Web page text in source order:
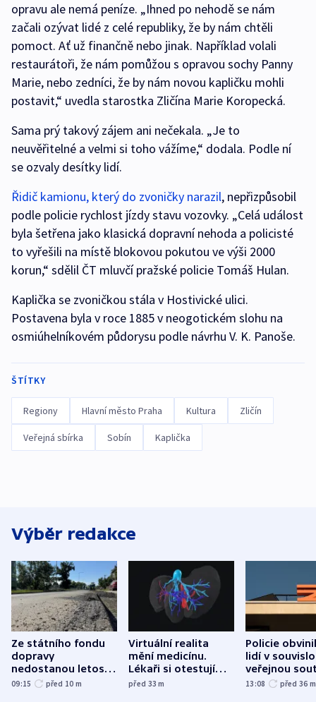
opravu ale nemá peníze. „Ihned po nehodě se nám
začali ozývat lidé z celé republiky, že by nám chtěli
pomoct. Ať už finančně nebo jinak. Například volali
restaurátoři, že nám pomůžou s opravou sochy Panny
Marie, nebo zedníci, že by nám novou kapličku mohli
postavit,“ uvedla starostka Zličína Marie Koropecká.
Sama prý takový zájem ani nečekala. „Je to
neuvěřitelné a velmi si toho vážíme,“ dodala. Podle ní
se ozvaly desítky lidí.
Řidič kamionu, který do zvoničky narazil, nepřizpůsobil
podle policie rychlost jízdy stavu vozovky. „Celá událost
byla šetřena jako klasická dopravní nehoda a policisté
to vyřešili na místě blokovou pokutou ve výši 2000
korun,“ sdělil ČT mluvčí pražské policie Tomáš Hulan.
Kaplička se zvoničkou stála v Hostivické ulici.
Postavena byla v roce 1885 v neogotickém slohu na
osmiúhelníkovém půdorysu podle návrhu V. K. Panoše.
ŠTÍTKY
Regiony Hlavní město Praha Kultura Zličín
Veřejná sbírka Sobín Kaplička
Výběr redakce
Ze státního fondu
dopravy
nedostanou letos
kraje na silnice ani
09:15 před 10 m
Virtuální realita
mění medicínu.
Lékaři si otestují
každý řez, říká
před 33m
Policie
lidí v
veřejnou
Správy
13:08 před 36 m